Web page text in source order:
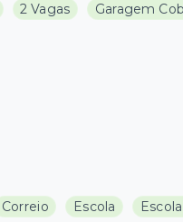
2 Vagas Garagem
Correio Escola